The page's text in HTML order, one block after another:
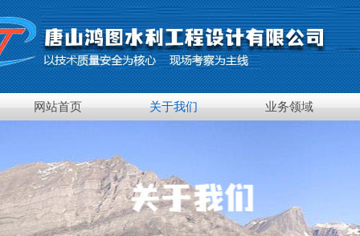
网站首页 关于我们 业务领域